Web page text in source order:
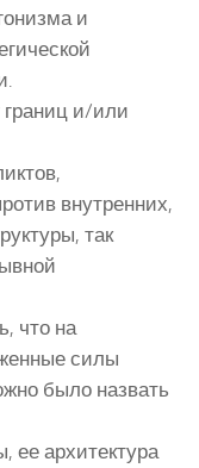
и
границ и/или
внутренних,
так
что на
силы
было назвать
ее архитектура